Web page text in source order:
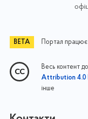
Портал
Весь контент
Attribution 4.0
інше